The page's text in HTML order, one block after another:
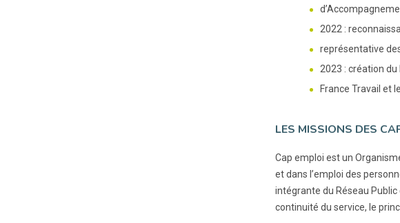
2022 :
représentative des
2023 : création du
France Travail et
LES MISSIONS DES
Cap emploi est un
et dans l’emploi des
intégrante du Réseau Public
continuité du service, le